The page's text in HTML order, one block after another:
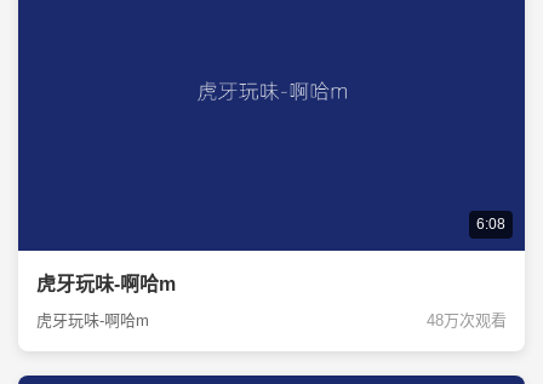
6:08
虎牙玩味-啊哈m
虎牙玩味-啊哈m 48万次观看